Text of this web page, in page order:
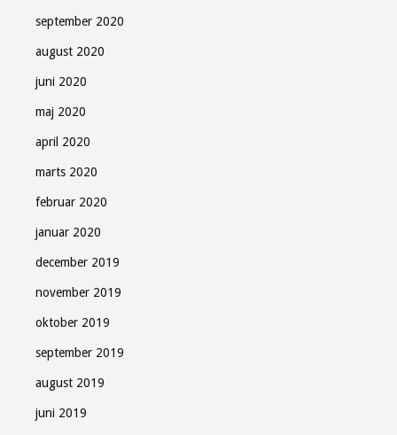
september 2020
august 2020
juni 2020
maj 2020
april 2020
marts 2020
februar 2020
januar 2020
december 2019
november 2019
oktober 2019
september 2019
august 2019
juni 2019